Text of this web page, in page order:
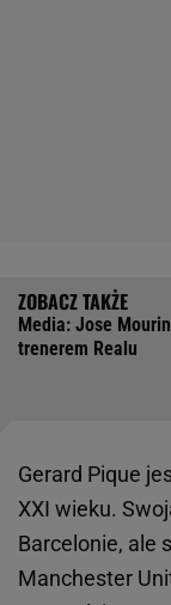
Media: Jose
trenerem Realu
Gerard Pique
XXI wieku.
Barcelonie, ale
Manchester